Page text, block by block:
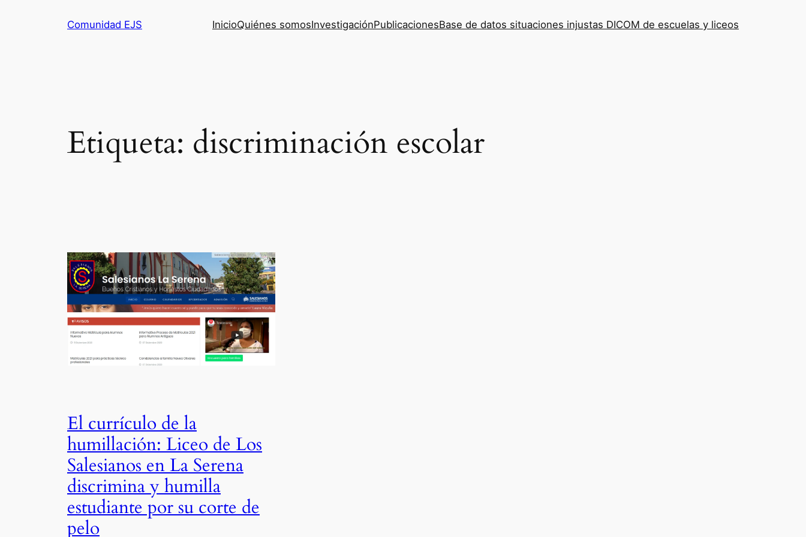
Comunidad EJS InicioQuiénes somosInvestigaciónPublicacionesBase de datos situaciones injustas DICOM de escuelas y liceos
Etiqueta: discriminación escolar
El currículo de la
humillación: Liceo de Los
Salesianos en La Serena
discrimina y humilla
estudiante por su corte de
pelo